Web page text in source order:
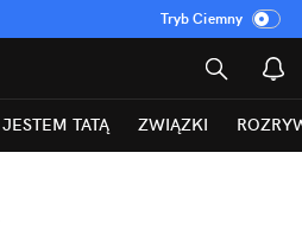
Tryb Ciemny
JESTEM TATĄ ZWIĄZKI